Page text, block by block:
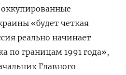
оккупированные
«будет четкая
реально начинает
по границам 1991 года»,
Главного